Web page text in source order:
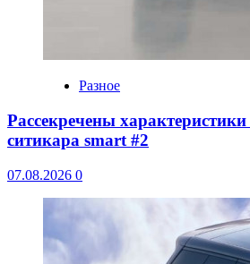
Разное
Рассекречены
ситикара smart #2
07.08.2026 0